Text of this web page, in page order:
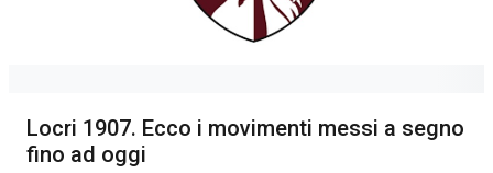
Locri 1907. Ecco i movimenti messi a segno
fino ad oggi